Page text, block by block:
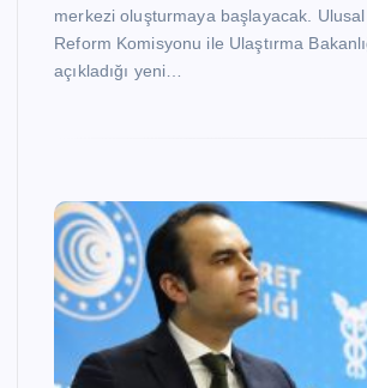
merkezi oluşturmaya başlayacak. Ulusal
Reform Komisyonu ile Ulaştırma
açıkladığı yeni…